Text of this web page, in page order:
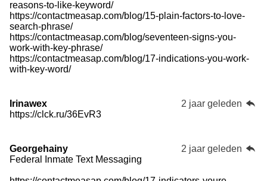
reasons-to-like-keyword/
https://contactmeasap.com/blog/15-plain-factors-to-love-
search-phrase/
https://contactmeasap.com/blog/seventeen-signs-you-
work-with-key-phrase/
https://contactmeasap.com/blog/17-indications-you-work-
with-key-word/
Irinawex
2 jaar geleden
https://clck.ru/36EvR3
Georgehainy
2 jaar geleden
Federal Inmate Text Messaging